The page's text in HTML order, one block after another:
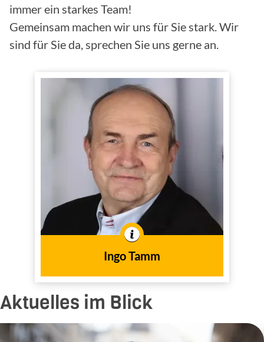
immer ein starkes Team!
Gemeinsam machen wir uns für Sie stark. Wir
sind für Sie da, sprechen Sie uns gerne an.
Ingo Tamm
Ingo Tamm
Versicherungsfachmann
(BWV)
Tätig im
Innen- und
Außendienst
In der Branche tätig seit
dem Jahr
1994
Aktuelles im Blick